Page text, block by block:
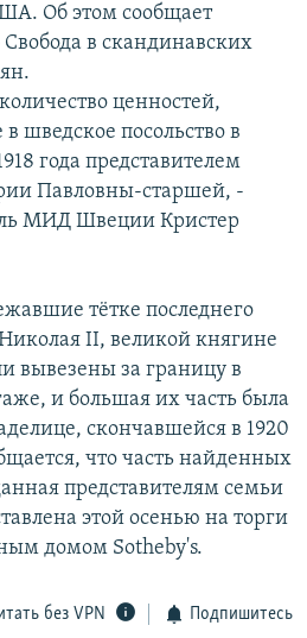
Об этом сообщает
в скандинавских
ценностей,
шведское посольство в
года представителем
Павловны-старшей, -
МИД Швеции Кристер
тётке последнего
II, великой княгине
вывезены за границу в
и большая их часть была
скончавшейся в 1920
что часть найденных
представителям семьи
этой осенью на торги
домом Sotheby's.
без VPN Подпишитесь